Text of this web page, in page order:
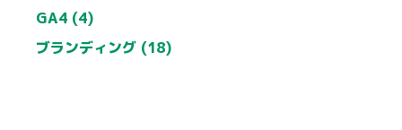
GA4 (4)
ブランディング (18)